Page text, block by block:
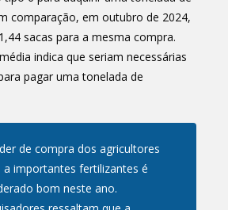
comparação, em outubro de 2024,
sacas para a mesma compra.
indica que seriam necessárias
pagar uma tonelada de
de compra dos agricultores
a importantes fertilizantes é
bom neste ano.